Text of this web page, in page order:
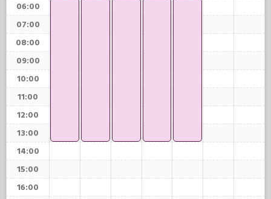
06:00
07:00
08:00
09:00
10:00
11:00
12:00
13:00
14:00
15:00
16:00